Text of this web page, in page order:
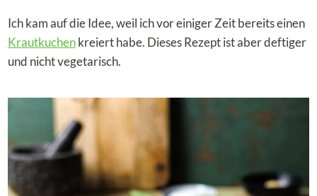
Ich kam auf die Idee, weil ich vor einiger Zeit bereits einen
Krautkuchenkreiert habe. Dieses Rezept ist aber deftiger
und nicht vegetarisch.